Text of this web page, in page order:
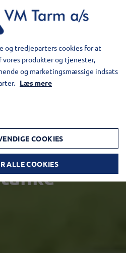
med
og tredjeparters cookies for at
vores produkter og tjenester,
og marketingsmæssige indsats
Læs mere
COOKIES
ALLE COOKIES